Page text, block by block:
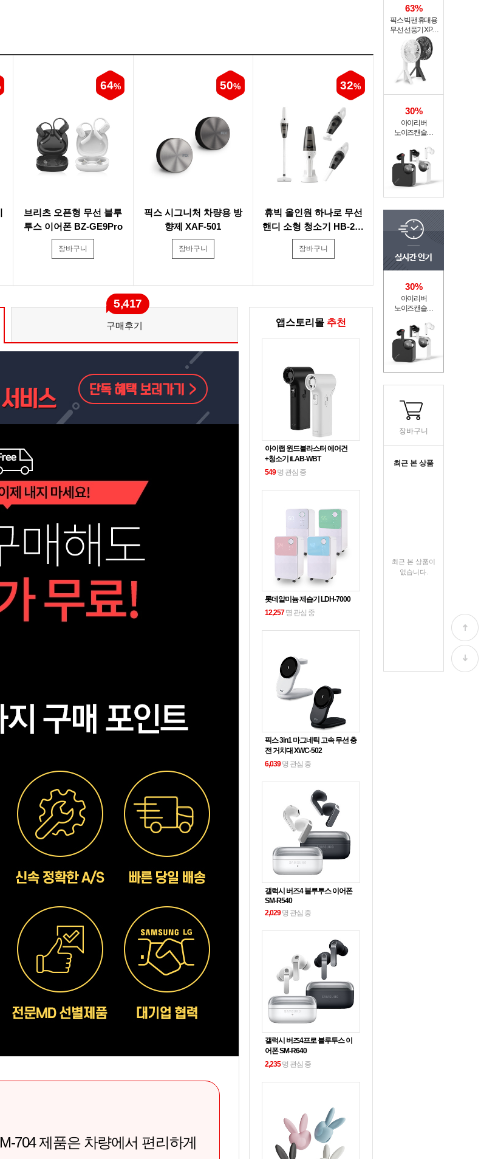
64%
브리츠 오픈형 무선 블루
투스 이어폰 BZ-GE9Pro
장바구니
50%
픽스 시그니처 차량용 방
향제 XAF-501
장바구니
32%
휴빅 올인원 하나로 무선
핸디 소형 청소기 HB-250
0W
장바구니
구매후기
5,417
704 제품은 차량에서 편리하게
앱스토리몰 추천
아이랩 윈드블라스터 에어건
+청소기 iLAB-WBT
549명 관심 중
롯데알미늄 제습기 LDH-7000
12,257명 관심 중
픽스 3in1 마그네틱 고속 무선 충
전 거치대 XWC-502
6,039명 관심 중
갤럭시 버즈4 블루투스 이어폰
SM-R540
2,029명 관심 중
갤럭시 버즈4프로 블루투스 이
어폰 SM-R640
2,235명 관심 중
63%
픽스 빅팬 휴대용
무선 선풍기 XPF-
702
30%
아이리버
노이즈캔슬링
무선이어폰 ITW-
ANC4
30%
아이리버
노이즈캔슬링
무선이어폰 ITW-
ANC4
장바구니
최근 본 상품
최근 본 상품이
없습니다.